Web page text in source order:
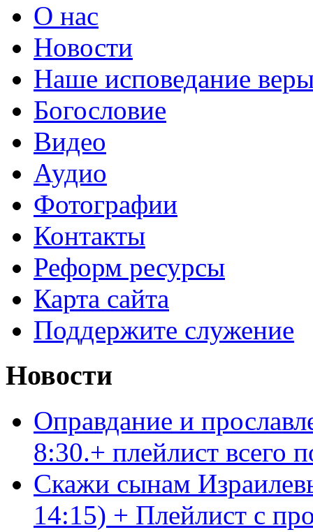
О нас
Новости
Наше исповедание
Богословие
Видео
Аудио
Фотографии
Контакты
Реформ ресурсы
Карта сайта
Поддержите служение
Новости
Оправдание и
8:30.+ плейлист
Скажи сынам
14:15) + Плейлист с